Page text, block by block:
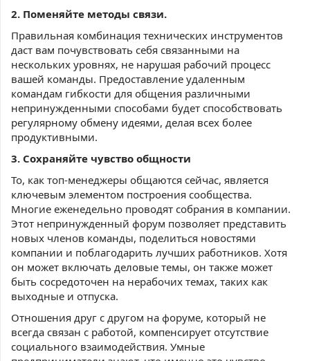
2. Поменяйте методы связи.
Правильная комбинация технических инструментов
даст вам почувствовать себя связанными на
нескольких уровнях, не нарушая рабочий процесс
вашей команды. Предоставление удаленным
командам гибкости для общения различными
непринужденными способами будет способствовать
регулярному обмену идеями, делая всех более
продуктивными.
3. Сохраняйте чувство общности
То, как топ-менеджеры общаются сейчас, является
ключевым элементом построения сообщества.
Многие еженедельно проводят собрания в компании.
Этот непринужденный форум позволяет представить
новых членов команды, поделиться новостями
компании и поблагодарить лучших работников. Хотя
он может включать деловые темы, он также может
быть сосредоточен на нерабочих темах, таких как
выходные и отпуска.
Отношения друг с другом на форуме, который не
всегда связан с работой, компенсирует отсутствие
социального взаимодействия. Умные